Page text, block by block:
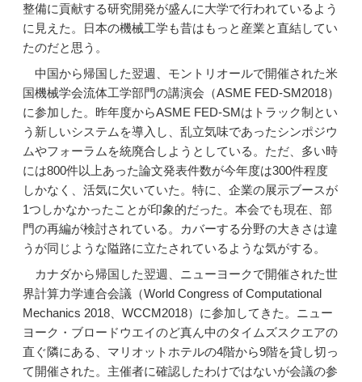
整備に貢献する研究開発が盛んに大学で行われているよう
に見えた。日本の機械工学も昔はもっと産業と直結してい
たのだと思う。
中国から帰国した翌週、モントリオールで開催された米
国機械学会流体工学部門の講演会（ASME FED-SM2018）
に参加した。昨年度からASME FED-SMはトラック制とい
う新しいシステムを導入し、乱立気味であったシンポジウ
ムやフォーラムを統廃合しようとしている。ただ、多い時
には800件以上あった論文発表件数が今年度は300件程度
しかなく、活気に欠いていた。特に、企業の展示ブースが
1つしかなかったことが印象的だった。本会でも現在、部
門の再編が検討されている。カバーする分野の大きさは違
うが同じような隘路に立たされているような気がする。
カナダから帰国した翌週、ニューヨークで開催された世
界計算力学連合会議（World Congress of Computational
Mechanics 2018、WCCM2018）に参加してきた。ニュー
ヨーク・ブロードウエイのど真ん中のタイムズスクエアの
直ぐ隣にある、マリオットホテルの4階から9階を貸し切っ
て開催された。主催者に確認したわけではないが会議の参